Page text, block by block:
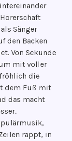
Sänger
den Backen
Von Sekunde
mit voller
die
dem Fuß mit
das macht
rappt, in